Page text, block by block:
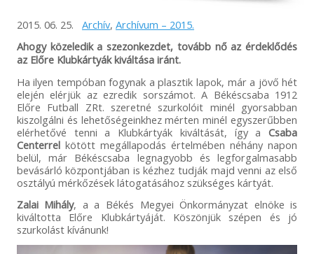
2015. 06. 25. Archív, Archívum – 2015.
Ahogy közeledik a szezonkezdet, tovább nő az érdeklődés
az Előre Klubkártyák kiváltása iránt.
Ha ilyen tempóban fogynak a plasztik lapok, már a jövő hét
elején elérjük az ezredik sorszámot. A Békéscsaba 1912
Előre Futball ZRt. szeretné szurkolóit minél gyorsabban
kiszolgálni és lehetőségeinkhez mérten minél egyszerűbben
elérhetővé tenni a Klubkártyák kiváltását, így aCsaba
Centerrelkötött megállapodás értelmében néhány napon
belül, már Békéscsaba legnagyobb és legforgalmasabb
bevásárló központjában is kézhez tudják majd venni az első
osztályú mérkőzések látogatásához szükséges kártyát.
Zalai Mihály, a a Békés Megyei Önkormányzat elnöke is
kiváltotta Előre Klubkártyáját. Köszönjük szépen és jó
szurkolást kívánunk!